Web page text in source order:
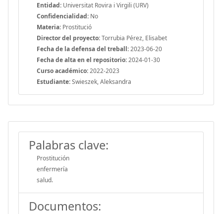
Entidad: Universitat Rovira i Virgili (URV)
Confidencialidad: No
Materia: Prostitució
Director del proyecto:Torrubia Pérez, Elisabet
Fecha de la defensa del treball:2023-06-20
Fecha de alta en el repositorio:2024-01-30
Curso académico:2022-2023
Estudiante:Swieszek, Aleksandra
Palabras clave:
Prostitución
enfermería
salud.
Documentos: